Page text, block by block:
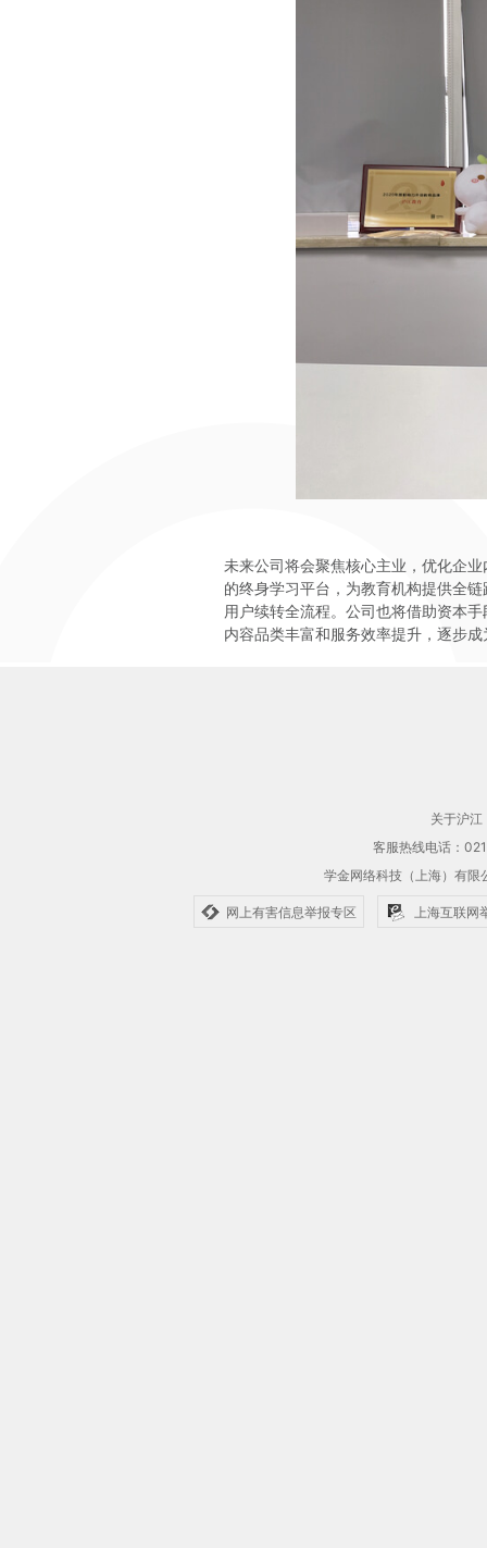
未来公司将会聚焦核心主业，优化企
的终身学习平台，为教育机构提供全
用户续转全流程。公司也将借助资本
内容品类丰富和服务效率提升，逐步
关于沪江
客服热线电话：
学金网络科技（上海）有
网上有害信息举报专区 上海互联网